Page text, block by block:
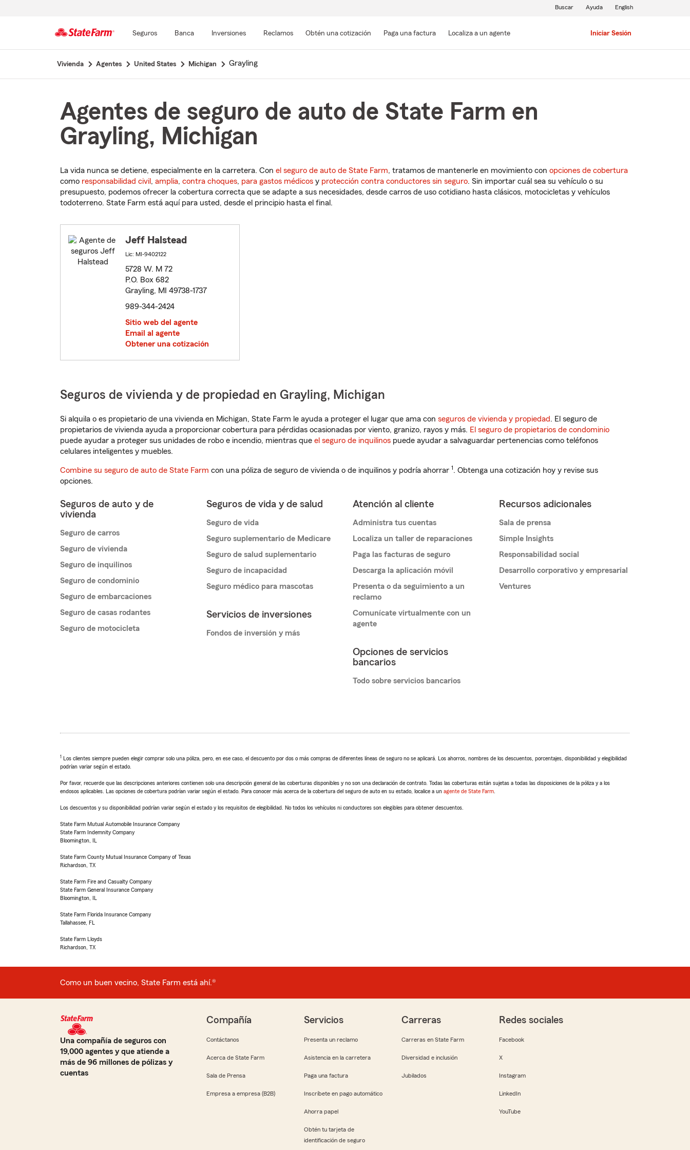
contenido
Seguros Banca Inversiones Reclamos Obtén una cotización Paga una factura Localiza a un agente Iniciar Sesión
Buscar Ayuda English
Vivienda Agentes United States Michigan Grayling
Agentes de seguro de auto de State Farm en
Grayling, Michigan
La vida nunca se detiene, especialmente en la carretera. Con el seguro de auto de State Farm, tratamos de mantenerle en movimiento con opciones de cobertura
como responsabilidad civil , amplia, contra choques, para gastos médicos y protección contra conductores sin seguro. Sin importar cuál sea su vehículo o su
presupuesto, podemos ofrecer la cobertura correcta que se adapte a sus necesidades, desde carros de uso cotidiano hasta clásicos, motocicletas y vehículos
todoterreno. State Farm está aquí para usted, desde el principio hasta el final.
Jeff Halstead
Lic: MI-9402122
5728 W. M 72
P.O. Box 682
Grayling, MI 49738-1737
989-344-2424
Sitio web del agente
Email al agente
Obtener una cotización
Seguros de vivienda y de propiedad en Grayling, Michigan
Si alquila o es propietario de una vivienda en Michigan, State Farm le ayuda a proteger el lugar que ama con seguros de vivienda y propiedad. El seguro de
propietarios de vivienda ayuda a proporcionar cobertura para pérdidas ocasionadas por viento, granizo, rayos y más. El seguro de propietarios de condominio
puede ayudar a proteger sus unidades de robo e incendio, mientras que el seguro de inquilinos puede ayudar a salvaguardar pertenencias como teléfonos
celulares inteligentes y muebles.
Combine su seguro de auto de State Farm con una póliza de seguro de vivienda o de inquilinos y podría ahorrar 1. Obtenga una cotización hoy y revise sus
opciones.
Seguros de auto y de
vivienda
Seguro de carros
Seguro de vivienda
Seguro de inquilinos
Seguro de condominio
Seguro de embarcaciones
Seguro de casas rodantes
Seguro de motocicleta
Seguros de vida y de salud
Seguro de vida
Seguro suplementario de Medicare
Seguro de salud suplementario
Seguro de incapacidad
Seguro médico para mascotas
Servicios de inversiones
Fondos de inversión y más
Atención al cliente
Administra tus cuentas
Localiza un taller de reparaciones
Paga las facturas de seguro
Descarga la aplicación móvil
Presenta o da seguimiento a un
reclamo
Comunícate virtualmente con un
agente
Opciones de servicios
bancarios
Todo sobre servicios bancarios
Recursos adicionales
Sala de prensa
Simple Insights
Responsabilidad social
Desarrollo corporativo y empresarial
Ventures
1 Los clientes siempre pueden elegir comprar solo una póliza, pero, en ese caso, el descuento por dos o más compras de diferentes líneas de seguro no se aplicará. Los ahorros, nombres de los descuentos, porcentajes, disponibilidad y elegibilidad
podrían variar según el estado.
Por favor, recuerde que las descripciones anteriores contienen solo una descripción general de las coberturas disponibles y no son una declaración de contrato. Todas las coberturas están sujetas a todas las disposiciones de la póliza y a los
endosos aplicables. Las opciones de cobertura podrían variar según el estado. Para conocer más acerca de la cobertura del seguro de auto en su estado, localice a un agente de State Farm
Los descuentos y su disponibilidad podrían variar según el estado y los requisitos de elegibilidad. No todos los vehículos ni conductores son elegibles para obtener descuentos.
State Farm Mutual Automobile Insurance Company
State Farm Indemnity Company
Bloomington, IL
State Farm County Mutual Insurance Company of Texas
Richardson, TX
State Farm Fire and Casualty Company
State Farm General Insurance Company
Bloomington, IL
State Farm Florida Insurance Company
Tallahassee, FL
State Farm Lloyds
Richardson, TX
Como un buen vecino, State Farm está ahí.®
Una compañía de seguros con
19,000 agentes y que atiende a
más de 96 millones de pólizas y
cuentas
Compañía
Contáctanos
Acerca de State Farm
Sala de Prensa
Empresa a empresa (B2B)
Servicios
Presenta un reclamo
Asistencia en la carretera
Paga una factura
Inscríbete en pago automático
Ahorra papel
Obtén tu tarjeta de
identificación de seguro
Carreras
Carreras en State Farm
Diversidad e inclusión
Jubilados
Redes sociales
Facebook
X
Instagram
LinkedIn
YouTube